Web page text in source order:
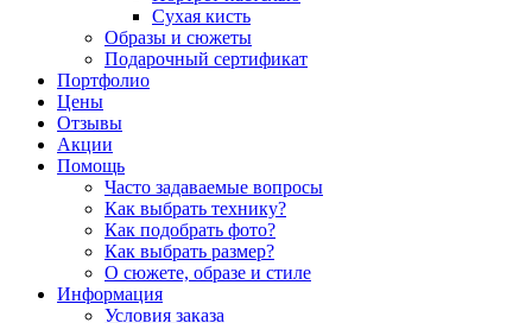
Сухая кисть
Образы и сюжеты
Подарочный сертификат
Портфолио
Цены
Отзывы
Акции
Помощь
Часто задаваемые вопросы
Как выбрать технику?
Как подобрать фото?
Как выбрать размер?
О сюжете, образе и стиле
Информация
Условия заказа